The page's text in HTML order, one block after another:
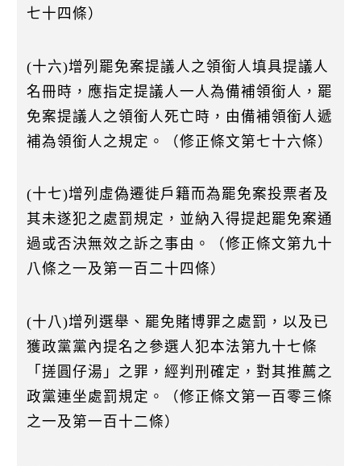
七十四條）
(十六)增列罷免案提議人之領銜人填具提議人
名冊時，應指定提議人一人為備補領銜人，罷
免案提議人之領銜人死亡時，由備補領銜人遞
補為領銜人之規定。（修正條文第七十六條）
(十七)增列虛偽遷徙戶籍而為罷免案投票者及
其未遂犯之處罰規定，並納入得提起罷免案通
過或否決無效之訴之事由。（修正條文第九十
八條之一及第一百二十四條）
(十八)增列選舉、罷免賭博罪之處罰，以及已
獲政黨黨內提名之參選人犯本法第九十七條
「搓圓仔湯」之罪，經判刑確定，對其推薦之
政黨連坐處罰規定。（修正條文第一百零三條
之一及第一百十二條）